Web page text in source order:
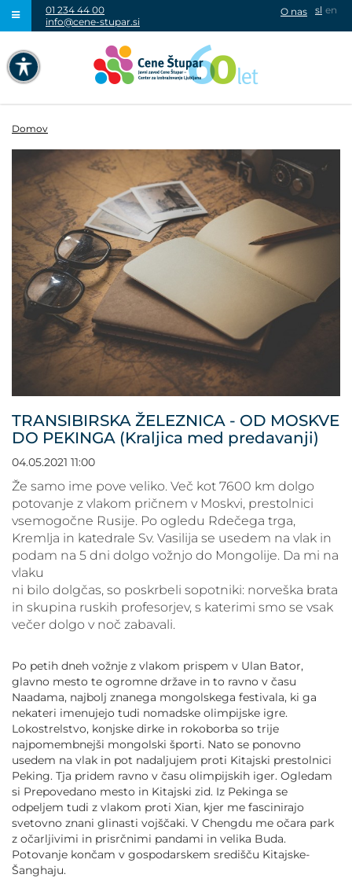
NAVIGACIJA PREKO TIPKOVNICE
VISOK KONTRAST
SIVINE
POVEČAJ PISAVO
POMANJŠAJ PISAVO
OZNAČI NASLOVE
OZNAČI POVEZAVE
PODČRTAJ POVEZAVE
ZEMLJEVID STRANI
IZJAVA O DOSTOPNOSTI
01 234 44 00
info@cene-stupar.si
sl en
O nas
Domov
TRANSIBIRSKA ŽELEZNICA - OD MOSKVE
DO PEKINGA (Kraljica med predavanji)
04.05.2021 11:00
Že samo ime pove veliko. Več kot 7600 km dolgo
potovanje z vlakom pričnem v Moskvi, prestolnici
vsemogočne Rusije. Po ogledu Rdečega trga,
Kremlja in katedrale Sv. Vasilija se usedem na vlak in
podam na 5 dni dolgo vožnjo do Mongolije. Da mi na
vlaku
ni bilo dolgčas, so poskrbeli sopotniki: norveška brata
in skupina ruskih profesorjev, s katerimi smo se vsak
večer dolgo v noč zabavali.
Po petih dneh vožnje z vlakom prispem v Ulan Bator,
glavno mesto te ogromne države in to ravno v času
Naadama, najbolj znanega mongolskega festivala, ki ga
nekateri imenujejo tudi nomadske olimpijske igre.
Lokostrelstvo, konjske dirke in rokoborba so trije
najpomembnejši mongolski športi. Nato se ponovno
usedem na vlak in pot nadaljujem proti Kitajski prestolnici
Peking. Tja pridem ravno v času olimpijskih iger. Ogledam
si Prepovedano mesto in Kitajski zid. Iz Pekinga se
odpeljem tudi z vlakom proti Xian, kjer me fascinirajo
svetovno znani glinasti vojščaki. V Chengdu me očara park
z očarljivimi in prisrčnimi pandami in velika Buda.
Potovanje končam v gospodarskem središču Kitajske-
Šanghaju.